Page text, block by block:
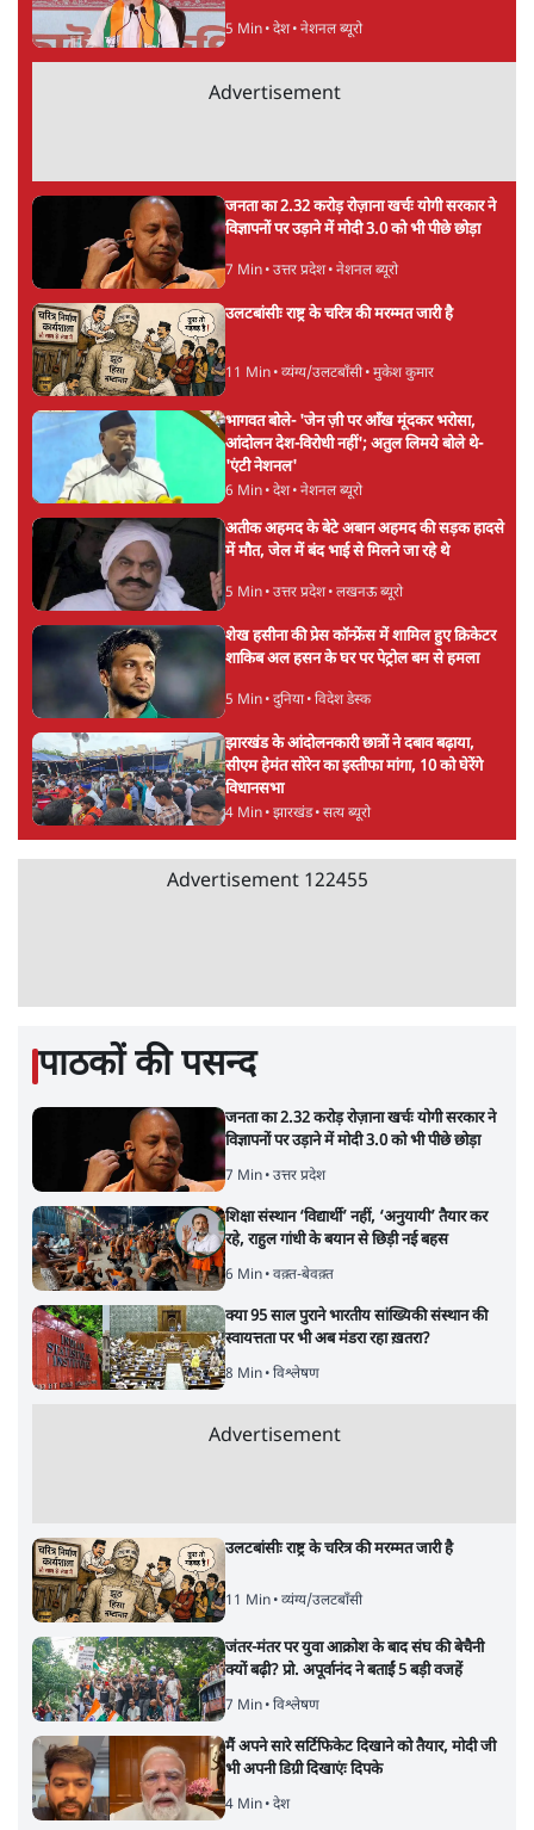
5 Min• देश• नेशनल ब्यूरो
Advertisement
जनता का 2.32 करोड़ रोज़ाना खर्चः योगी सरकार ने
विज्ञापनों पर उड़ाने में मोदी 3.0 को भी पीछे छोड़ा
7 Min• उत्तर प्रदेश• नेशनल ब्यूरो
उलटबांसीः राष्ट्र के चरित्र की मरम्मत जारी है
11 Min• व्यंग्य/उलटबाँसी• मुकेश कुमार
भागवत बोले- 'जेन ज़ी पर आँख मूंदकर भरोसा,
आंदोलन देश-विरोधी नहीं'; अतुल लिमये बोले थे-
'एंटी नेशनल'
6 Min• देश• नेशनल ब्यूरो
अतीक अहमद के बेटे अबान अहमद की सड़क हादसे
में मौत, जेल में बंद भाई से मिलने जा रहे थे
5 Min• उत्तर प्रदेश• लखनऊ ब्यूरो
शेख हसीना की प्रेस कॉन्फ्रेंस में शामिल हुए क्रिकेटर
शाकिब अल हसन के घर पर पेट्रोल बम से हमला
5 Min• दुनिया• विदेश डेस्क
झारखंड के आंदोलनकारी छात्रों ने दबाव बढ़ाया,
सीएम हेमंत सोरेन का इस्तीफा मांगा, 10 को घेरेंगे
विधानसभा
4 Min• झारखंड• सत्य ब्यूरो
Advertisement 122455
पाठकों की पसन्द
जनता का 2.32 करोड़ रोज़ाना खर्चः योगी सरकार ने
विज्ञापनों पर उड़ाने में मोदी 3.0 को भी पीछे छोड़ा
7 Min• उत्तर प्रदेश
शिक्षा संस्थान ‘विद्यार्थी’ नहीं, ‘अनुयायी’ तैयार कर
रहे, राहुल गांधी के बयान से छिड़ी नई बहस
6 Min• वक़्त-बेवक़्त
क्या 95 साल पुराने भारतीय सांख्यिकी संस्थान की
स्वायत्तता पर भी अब मंडरा रहा ख़तरा?
8 Min• विश्लेषण
Advertisement
उलटबांसीः राष्ट्र के चरित्र की मरम्मत जारी है
11 Min• व्यंग्य/उलटबाँसी
जंतर-मंतर पर युवा आक्रोश के बाद संघ की बेचैनी
क्यों बढ़ी? प्रो. अपूर्वानंद ने बताईं 5 बड़ी वजहें
7 Min• विश्लेषण
मैं अपने सारे सर्टिफिकेट दिखाने को तैयार, मोदी जी
भी अपनी डिग्री दिखाएंः दिपके
4 Min• देश